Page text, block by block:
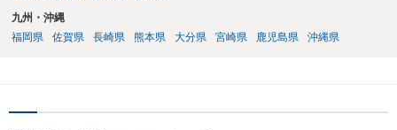
九州・沖縄
福岡県
佐賀県 長崎県 熊本県 大分県 宮崎県 鹿児島県 沖縄県